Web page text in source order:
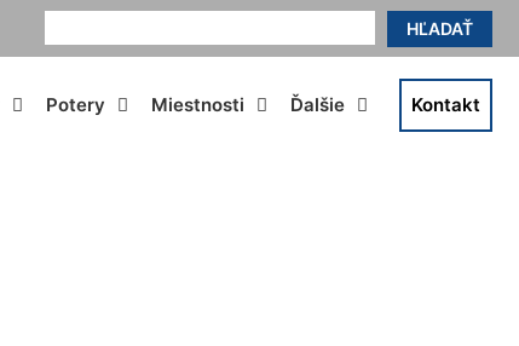
HĽADAŤ
Potery Miestnosti Ďalšie Kontakt